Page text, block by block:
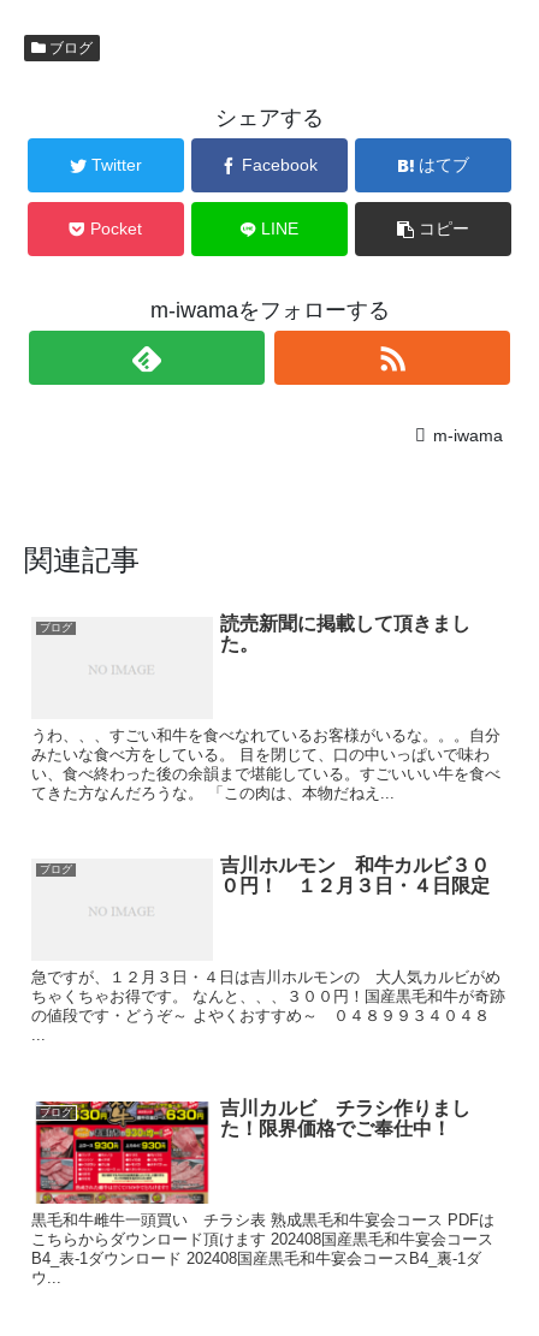
ブログ
シェアする
Twitter Facebook はてブ
Pocket LINE コピー
m-iwamaをフォローする
m-iwama
関連記事
ブログ
読売新聞に掲載して頂きまし
た。
うわ、、、すごい和牛を食べなれているお客様がいるな。。。自分
みたいな食べ方をしている。 目を閉じて、口の中いっぱいで味わ
い、食べ終わった後の余韻まで堪能している。すごいいい牛を食べ
てきた方なんだろうな。 「この肉は、本物だねえ...
ブログ
吉川ホルモン 和牛カルビ３０
０円！ １２月３日・４日限定
急ですが、１２月３日・４日は吉川ホルモンの 大人気カルビがめ
ちゃくちゃお得です。 なんと、、、３００円！国産黒毛和牛が奇跡
の値段です・どうぞ～ よやくおすすめ～ ０４８９９３４０４８
...
ブログ
吉川カルビ チラシ作りまし
た！限界価格でご奉仕中！
黒毛和牛雌牛一頭買い チラシ表 熟成黒毛和牛宴会コース PDFは
こちらからダウンロード頂けます 202408国産黒毛和牛宴会コース
B4_表-1ダウンロード 202408国産黒毛和牛宴会コースB4_裏-1ダ
ウ...